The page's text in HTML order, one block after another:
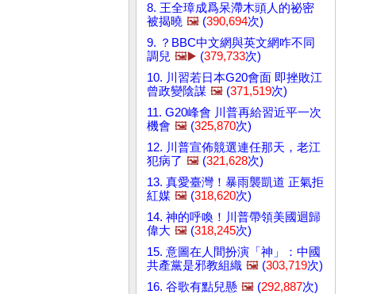
8. 王全璋成爲呆滯木頭人的祕密
被揭曉 🖼️ (390,694次)
9. ？BBC中文網與英文網咋不同
調兒 🖼️▶️ (379,733次)
10. 川習若日本G20會面 即挫敗江
曾政變陰謀 🖼️ (371,519次)
11. G20峰會 川普再給習近平一次
機會 🖼️ (325,870次)
12. 川普宣佈競選連任那天，老江
犯病了 🖼️ (321,628次)
13. 真愛臺灣！暴雨襲凱道 正氣拒
紅媒 🖼️ (318,620次)
14. 神的呼喚！川普帶領美國迴歸
偉大 🖼️ (318,245次)
15. 意圖在人間扮演「神」：中國
共產黨是邪教組織 🖼️ (303,719次)
16. 谷歌有點兒懸 🖼️ (292,887次)